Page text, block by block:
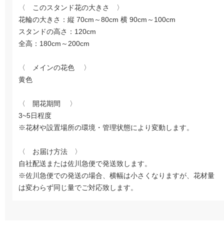
〈 このスタンド花の大きさ 〉
花輪の大きさ：縦 70cm～80cm 横 90cm～100cm
スタンドの高さ：120cm
全高：180cm～200cm
〈 メインの花色 〉
黄色
〈 開花期間 〉
3~5日程度
※花材や設置場所の環境・管理状態により変動します。
〈 お届け方法 〉
自社配送または佐川急便で発送致します。
※佐川急便での発送の場合、横幅は小さくなりますが、花材量
は変わらず同じ量でご対応致します。